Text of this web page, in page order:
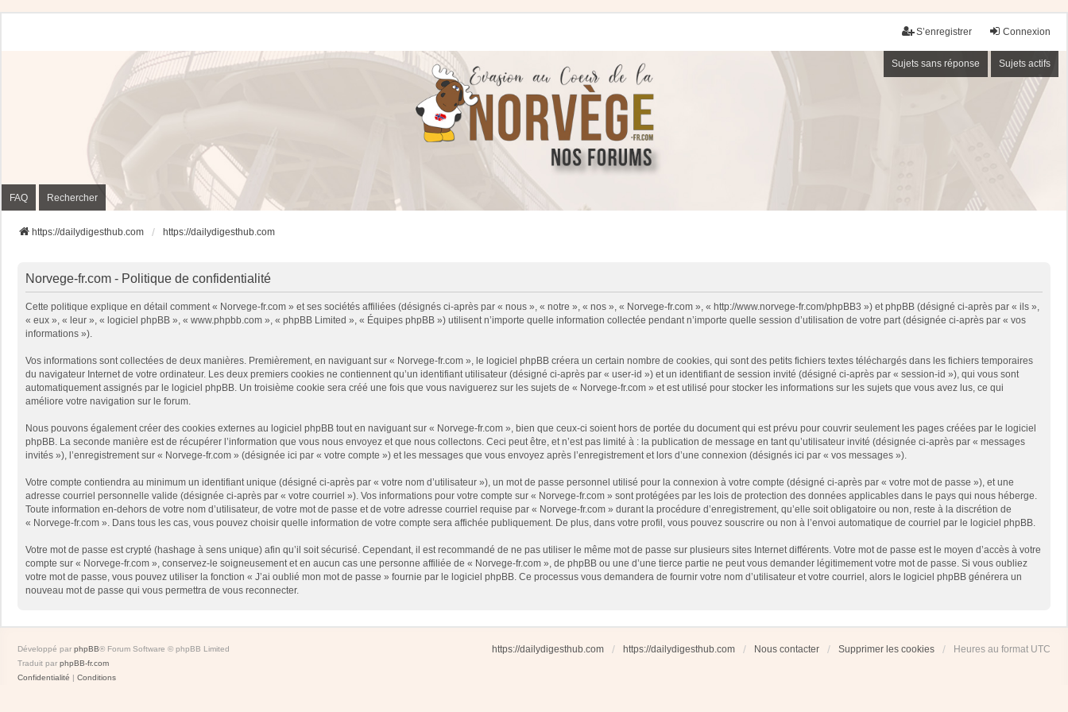
Connexion
S’enregistrer
Sujets sans réponse Sujets actifs
FAQ Rechercher
https://dailydigesthub.com https://dailydigesthub.com
Norvege-fr.com - Politique de confidentialité
Cette politique explique en détail comment « Norvege-fr.com » et ses sociétés affiliées (désignés ci-après par « nous », « notre », « nos », « Norvege-fr.com », « http://www.norvege-fr.com/phpBB3 ») et phpBB (désigné ci-après par « ils »,
« eux », « leur », « logiciel phpBB », « www.phpbb.com », « phpBB Limited », « Équipes phpBB ») utilisent n’importe quelle information collectée pendant n’importe quelle session d’utilisation de votre part (désignée ci-après par « vos
informations »).
Vos informations sont collectées de deux manières. Premièrement, en naviguant sur « Norvege-fr.com », le logiciel phpBB créera un certain nombre de cookies, qui sont des petits fichiers textes téléchargés dans les fichiers temporaires
du navigateur Internet de votre ordinateur. Les deux premiers cookies ne contiennent qu’un identifiant utilisateur (désigné ci-après par « user-id ») et un identifiant de session invité (désigné ci-après par « session-id »), qui vous sont
automatiquement assignés par le logiciel phpBB. Un troisième cookie sera créé une fois que vous naviguerez sur les sujets de « Norvege-fr.com » et est utilisé pour stocker les informations sur les sujets que vous avez lus, ce qui
améliore votre navigation sur le forum.
Nous pouvons également créer des cookies externes au logiciel phpBB tout en naviguant sur « Norvege-fr.com », bien que ceux-ci soient hors de portée du document qui est prévu pour couvrir seulement les pages créées par le logiciel
phpBB. La seconde manière est de récupérer l’information que vous nous envoyez et que nous collectons. Ceci peut être, et n’est pas limité à : la publication de message en tant qu’utilisateur invité (désignée ci-après par « messages
invités »), l’enregistrement sur « Norvege-fr.com » (désignée ici par « votre compte ») et les messages que vous envoyez après l’enregistrement et lors d’une connexion (désignés ici par « vos messages »).
Votre compte contiendra au minimum un identifiant unique (désigné ci-après par « votre nom d’utilisateur »), un mot de passe personnel utilisé pour la connexion à votre compte (désigné ci-après par « votre mot de passe »), et une
adresse courriel personnelle valide (désignée ci-après par « votre courriel »). Vos informations pour votre compte sur « Norvege-fr.com » sont protégées par les lois de protection des données applicables dans le pays qui nous héberge.
Toute information en-dehors de votre nom d’utilisateur, de votre mot de passe et de votre adresse courriel requise par « Norvege-fr.com » durant la procédure d’enregistrement, qu’elle soit obligatoire ou non, reste à la discrétion de
« Norvege-fr.com ». Dans tous les cas, vous pouvez choisir quelle information de votre compte sera affichée publiquement. De plus, dans votre profil, vous pouvez souscrire ou non à l’envoi automatique de courriel par le logiciel phpBB.
Votre mot de passe est crypté (hashage à sens unique) afin qu’il soit sécurisé. Cependant, il est recommandé de ne pas utiliser le même mot de passe sur plusieurs sites Internet différents. Votre mot de passe est le moyen d’accès à votre
compte sur « Norvege-fr.com », conservez-le soigneusement et en aucun cas une personne affiliée de « Norvege-fr.com », de phpBB ou une d’une tierce partie ne peut vous demander légitimement votre mot de passe. Si vous oubliez
votre mot de passe, vous pouvez utiliser la fonction « J’ai oublié mon mot de passe » fournie par le logiciel phpBB. Ce processus vous demandera de fournir votre nom d’utilisateur et votre courriel, alors le logiciel phpBB générera un
nouveau mot de passe qui vous permettra de vous reconnecter.
https://dailydigesthub.com https://dailydigesthub.com Nous contacter Supprimer les cookies Heures au format UTC
Développé par phpBB® Forum Software © phpBB Limited
Traduit par phpBB-fr.com
Confidentialité | Conditions